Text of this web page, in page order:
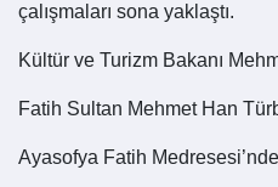
çalışmaları sona yaklaştı.
Kültür ve Turizm Bakanı
Fatih Sultan Mehmet Han
Ayasofya Fatih